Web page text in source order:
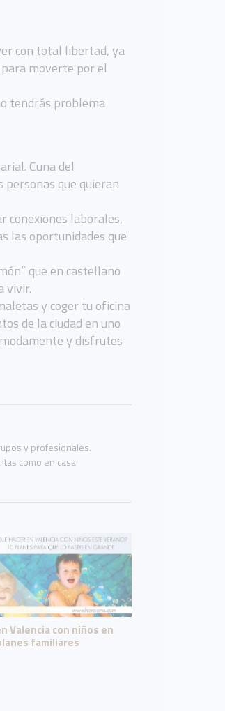
con total libertad, ya
moverte por el
tendrás problema
Cuna del
que quieran
conexiones laborales,
las oportunidades que
que en castellano
vivir.
y coger tu oficina
de la ciudad en uno
y disfrutes
y profesionales.
como en casa.
Valencia con niños en
familiares